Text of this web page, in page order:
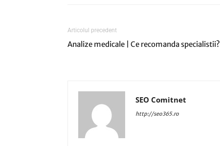
Articolul precedent
Analize medicale | Ce recomanda specialistii?
SEO Comitnet
http://seo365.ro